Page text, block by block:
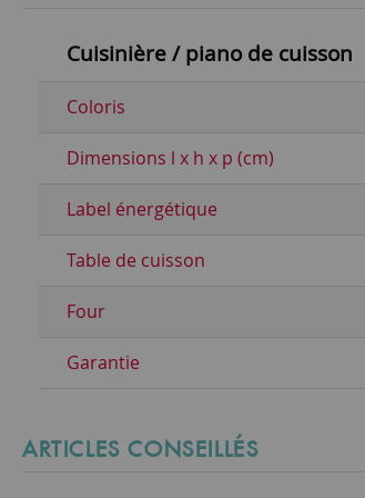
Cuisinière / piano de cuisson
Coloris
Dimensions l x h x p (cm)
Label énergétique
Table de cuisson
Four
Garantie
ARTICLES CONSEILLÉS